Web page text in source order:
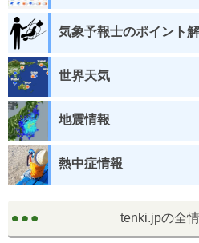
気象予報士のポイント
世界天気
地震情報
熱中症情報
tenki.jpの全